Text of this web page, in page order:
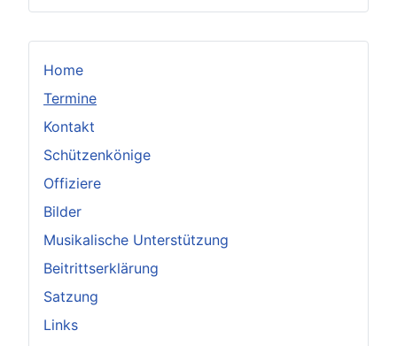
Home
Termine
Kontakt
Schützenkönige
Offiziere
Bilder
Musikalische Unterstützung
Beitrittserklärung
Satzung
Links